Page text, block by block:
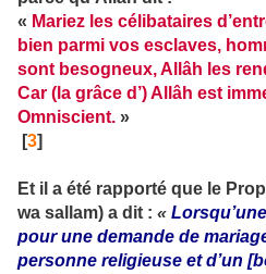
« Mariez les célibataires
bien parmi vos esclaves,
sont besogneux, Allâh les
Car (la grâce d’) Allâh est
Omniscient. »
[3]
Et il a été rapporté que le
wa sallam) a dit : «
pour une demande de
personne religieuse et d’un